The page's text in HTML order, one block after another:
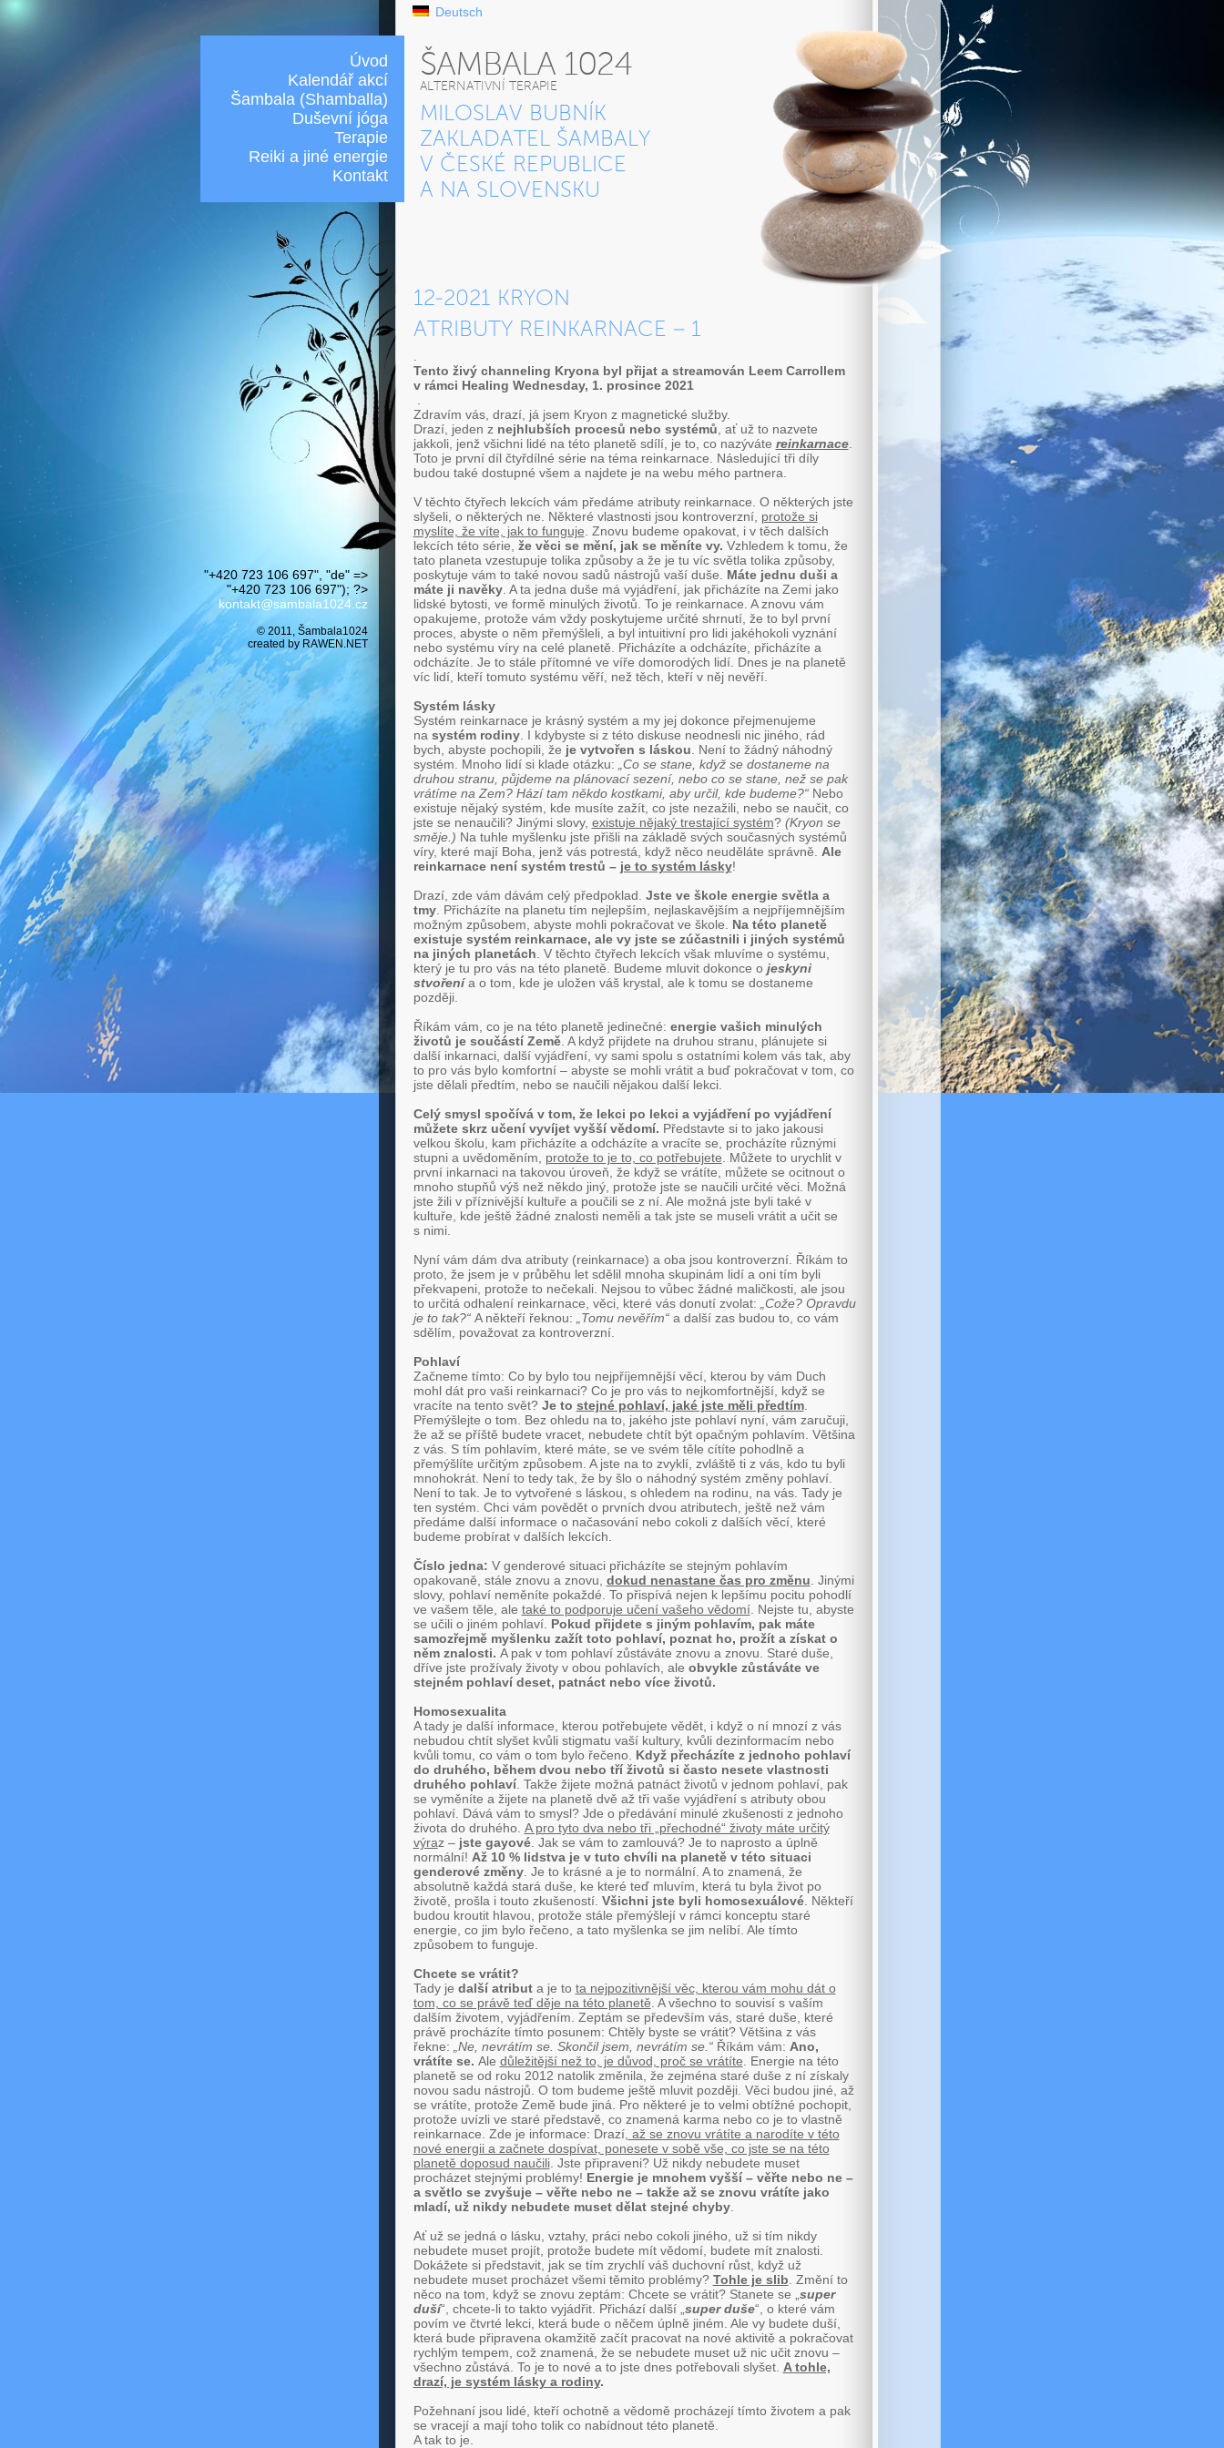
Úvod
Kalendář akcí
Šambala (Shamballa)
Duševní jóga
Terapie
Reiki a jiné energie
Kontakt
Deutsch
ŠAMBALA 1024
ALTERNATIVNÍ TERAPIE
MILOSLAV BUBNÍK
ZAKLADATEL ŠAMBALY
V ČESKÉ REPUBLICE
A NA SLOVENSKU
12-2021 KRYON
ATRIBUTY REINKARNACE – 1
Tento živý channeling Kryona byl přijat a streamován Leem Carrollem
v rámci Healing Wednesday, 1. prosince 2021
Zdravím vás, drazí, já jsem Kryon z magnetické služby.
Drazí, jeden z nejhlubších procesů nebo systémů , ať už to nazvete
jakkoli, jenž všichni lidé na této planetě sdílí, je to, co nazýváte reinkarnace.
Toto je první díl čtyřdílné série na téma reinkarnace. Následující tři díly
budou také dostupné všem a najdete je na webu mého partnera.
V těchto čtyřech lekcích vám předáme atributy reinkarnace. O některých jste
slyšeli, o některých ne. Některé vlastnosti jsou kontroverzní, protože si
myslíte, že víte, jak to funguje . Znovu budeme opakovat, i v těch dalších
lekcích této série, že věci se mění, jak se měníte vy. Vzhledem k tomu, že
tato planeta vzestupuje tolika způsoby a že je tu víc světla tolika způsoby,
poskytuje vám to také novou sadů nástrojů vaší duše.
Máte jednu duši a
máte ji navěky. A ta jedna duše má vyjádření, jak přicházíte na Zemi jako
lidské bytosti, ve formě minulých životů. To je reinkarnace. A znovu vám
opakujeme, protože vám vždy poskytujeme určité shrnutí, že to byl první
proces, abyste o něm přemýšleli, a byl intuitivní pro lidi jakéhokoli vyznání
nebo systému víry na celé planetě. Přicházíte a odcházíte, přicházíte a
odcházíte. Je to stále přítomné ve víře domorodých lidí. Dnes je na planetě
víc lidí, kteří tomuto systému věří, než těch, kteří v něj nevěří.
Systém lásky
Systém reinkarnace je krásný systém a my jej dokonce přejmenujeme
na systém rodiny. I kdybyste si z této diskuse neodnesli nic jiného, rád
bych, abyste pochopili, že je vytvořen s láskou . Není to žádný náhodný
systém. Mnoho lidí si klade otázku:
„Co se stane, když se dostaneme na
druhou stranu, půjdeme na plánovací sezení, nebo co se stane, než se pak
vrátíme na Zem? Hází tam někdo kostkami, aby určil, kde budeme?“Nebo
existuje nějaký systém, kde musíte zažít, co jste nezažili, nebo se naučit, co
jste se nenaučili? Jinými slovy, existuje nějaký trestající systém? (Kryon se
směje.) Na tuhle myšlenku jste přišli na základě svých současných systémů
víry, které mají Boha, jenž vás potrestá, když něco neuděláte správně. Ale
reinkarnace není systém trestů – je to systém lásky!
Drazí, zde vám dávám celý předpoklad. Jste ve škole energie světla a
tmy. Přicházíte na planetu tím nejlepším, nejlaskavějším a nejpříjemnějším
možným způsobem, abyste mohli pokračovat ve škole. Na této planetě
existuje systém reinkarnace, ale vy jste se zúčastnili i jiných systémů
na jiných planetách . V těchto čtyřech lekcích však mluvíme o systému,
který je tu pro vás na této planetě. Budeme mluvit dokonce o jeskyni
stvořenía o tom, kde je uložen váš krystal, ale k tomu se dostaneme
později.
Říkám vám, co je na této planetě jedinečné: energie vašich minulých
životů je součástí Země. A když přijdete na druhou stranu, plánujete si
další inkarnaci, další vyjádření, vy sami spolu s ostatními kolem vás tak, aby
to pro vás bylo komfortní – abyste se mohli vrátit a buď pokračovat v tom, co
jste dělali předtím, nebo se naučili nějakou další lekci.
Celý smysl spočívá v tom, že lekci po lekci a vyjádření po vyjádření
můžete skrz učení vyvíjet vyšší vědomí. Představte si to jako jakousi
velkou školu, kam přicházíte a odcházíte a vracíte se, procházíte různými
stupni a uvědoměním, protože to je to, co potřebujete . Můžete to urychlit v
první inkarnaci na takovou úroveň, že když se vrátíte, můžete se ocitnout o
mnoho stupňů výš než někdo jiný, protože jste se naučili určité věci. Možná
jste žili v příznivější kultuře a poučili se z ní. Ale možná jste byli také v
kultuře, kde ještě žádné znalosti neměli a tak jste se museli vrátit a učit se
s nimi.
Nyní vám dám dva atributy (reinkarnace) a oba jsou kontroverzní. Říkám to
proto, že jsem je v průběhu let sdělil mnoha skupinám lidí a oni tím byli
překvapeni, protože to nečekali. Nejsou to vůbec žádné maličkosti, ale jsou
to určitá odhalení reinkarnace, věci, které vás donutí zvolat:
„Cože? Opravdu
je to tak?“A někteří řeknou: „Tomu nevěřím“a další zas budou to, co vám
sdělím, považovat za kontroverzní.
Pohlaví
Začneme tímto: Co by bylo tou nejpříjemnější věcí, kterou by vám Duch
mohl dát pro vaši reinkarnaci? Co je pro vás to nejkomfortnější, když se
vracíte na tento svět? Je to stejné pohlaví, jaké jste měli předtím.
Přemýšlejte o tom. Bez ohledu na to, jakého jste pohlaví nyní, vám zaručuji,
že až se příště budete vracet, nebudete chtít být opačným pohlavím. Většina
z vás. S tím pohlavím, které máte, se ve svém těle cítíte pohodlně a
přemýšlíte určitým způsobem. A jste na to zvyklí, zvláště ti z vás, kdo tu byli
mnohokrát. Není to tedy tak, že by šlo o náhodný systém změny pohlaví.
Není to tak. Je to vytvořené s láskou, s ohledem na rodinu, na vás. Tady je
ten systém. Chci vám povědět o prvních dvou atributech, ještě než vám
předáme další informace o načasování nebo cokoli z dalších věcí, které
budeme probírat v dalších lekcích.
Číslo jedna: V genderové situaci přicházíte se stejným pohlavím
opakovaně, stále znovu a znovu, dokud nenastane čas pro změnu . Jinými
slovy, pohlaví neměníte pokaždé. To přispívá nejen k lepšímu pocitu pohodlí
ve vašem těle, ale také to podporuje učení vašeho vědomí. Nejste tu, abyste
se učili o jiném pohlaví. Pokud přijdete s jiným pohlavím, pak máte
samozřejmě myšlenku zažít toto pohlaví, poznat ho, prožít a získat o
něm znalosti. A pak v tom pohlaví zůstáváte znovu a znovu. Staré duše,
dříve jste prožívaly životy v obou pohlavích, ale obvykle zůstáváte ve
stejném pohlaví deset, patnáct nebo více životů.
Homosexualita
A tady je další informace, kterou potřebujete vědět, i když o ní mnozí z vás
nebudou chtít slyšet kvůli stigmatu vaší kultury, kvůli dezinformacím nebo
kvůli tomu, co vám o tom bylo řečeno. Když přecházíte z jednoho pohlaví
do druhého, během dvou nebo tří životů si často nesete vlastnosti
druhého pohlaví. Takže žijete možná patnáct životů v jednom pohlaví, pak
se vyměníte a žijete na planetě dvě až tři vaše vyjádření s atributy obou
pohlaví. Dává vám to smysl? Jde o předávání minulé zkušenosti z jednoho
života do druhého. A pro tyto dva nebo tři „přechodné“ životy máte určitý
výraz –jste gayové. Jak se vám to zamlouvá? Je to naprosto a úplně
normální! Až 10 % lidstva je v tuto chvíli na planetě v této situaci
genderové změny. Je to krásné a je to normální. A to znamená, že
absolutně každá stará duše, ke které teď mluvím, která tu byla život po
životě, prošla i touto zkušeností. Všichni jste byli homosexuálové. Někteří
budou kroutit hlavou, protože stále přemýšlejí v rámci konceptu staré
energie, co jim bylo řečeno, a tato myšlenka se jim nelíbí. Ale tímto
způsobem to funguje.
Chcete se vrátit?
Tady je další atributa je to ta nejpozitivnější věc, kterou vám mohu dát o
tom, co se právě teď děje na této planetě . A všechno to souvisí s vaším
dalším životem, vyjádřením. Zeptám se především vás, staré duše, které
právě procházíte tímto posunem: Chtěly byste se vrátit? Většina z vás
řekne:
„Ne, nevrátím se. Skončil jsem, nevrátím se.“Říkám vám: Ano,
vrátíte se. Ale důležitější než to, je důvod, proč se vrátíte . Energie na této
planetě se od roku 2012 natolik změnila, že zejména staré duše z ní získaly
novou sadu nástrojů. O tom budeme ještě mluvit později. Věci budou jiné, až
se vrátíte, protože Země bude jiná. Pro některé je to velmi obtížné pochopit,
protože uvízli ve staré představě, co znamená karma nebo co je to vlastně
reinkarnace. Zde je informace: Drazí, až se znovu vrátíte a narodíte v této
nové energii a začnete dospívat, ponesete v sobě vše, co jste se na této
planetě doposud naučili. Jste připraveni? Už nikdy nebudete muset
procházet stejnými problémy! Energie je mnohem vyšší – věřte nebo ne –
a světlo se zvyšuje – věřte nebo ne – takže až se znovu vrátíte jako
mladí, už nikdy nebudete muset dělat stejné chyby.
Ať už se jedná o lásku, vztahy, práci nebo cokoli jiného, už si tím nikdy
nebudete muset projít, protože budete mít vědomí, budete mít znalosti.
Dokážete si představit, jak se tím zrychlí váš duchovní růst, když už
nebudete muset procházet všemi těmito problémy? Tohle je slib . Změní to
něco na tom, když se znovu zeptám: Chcete se vrátit? Stanete se „ super
duší“, chcete-li to takto vyjádřit. Přichází další „ super duše“, o které vám
povím ve čtvrté lekci, která bude o něčem úplně jiném. Ale vy budete duší,
která bude připravena okamžitě začít pracovat na nové aktivitě a pokračovat
rychlým tempem, což znamená, že se nebudete muset už nic učit znovu –
všechno zůstává. To je to nové a to jste dnes potřebovali slyšet. A tohle,
drazí, je systém lásky a rodiny.
Požehnaní jsou lidé, kteří ochotně a vědomě procházejí tímto životem a pak
se vracejí a mají toho tolik co nabídnout této planetě.
A tak to je.
"+420 723 106 697", "de" =>
"+420 723 106 697"); ?>
kontakt@sambala1024.cz
© 2011, Šambala1024
created by RAWEN.NET